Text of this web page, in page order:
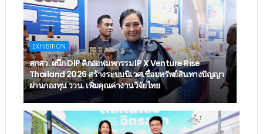
EXHIBITION
สกสว. ผนึก DIP คิกออฟมหกรรม IP X Venture Rise
Thailand 2026 สร้างระบบนิเวศเชื่อมทรัพย์สินทางปัญญา
ผ่านกองทุน ววน. เพิ่มคุณค่างานวิจัยไทย